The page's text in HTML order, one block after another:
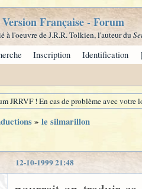
Française - Forum
à l'oeuvre de J.R.R. Tolkien, l'auteur du
Inscription Identification
JRRVF ! En cas de problème avec
» le silmarillon
12-10-1999 21:48